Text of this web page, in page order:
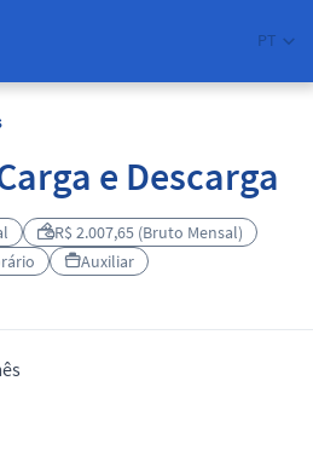
PT
e Descarga
R$ 2.007,65 (Bruto Mensal)
Auxiliar